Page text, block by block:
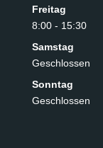
Freitag
8:00 - 15:30
Samstag
Geschlossen
Sonntag
Geschlossen